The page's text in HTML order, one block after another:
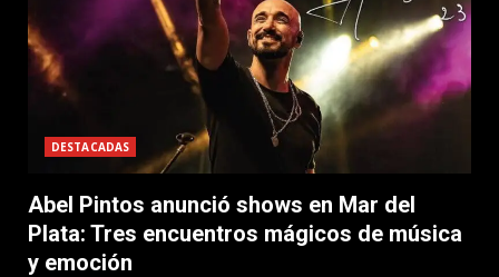
DESTACADAS
Abel Pintos anunció shows en Mar del
Plata: Tres encuentros mágicos de música
y emoción